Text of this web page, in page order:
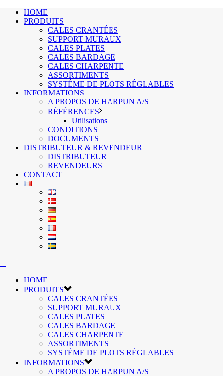
HOME
PRODUITS
CALES CRANTÉES
SUPPORT MURAUX
CALES PLATES
CALES BARDAGE
CALES CHARPENTE
ASSORTIMENTS
SYSTÉME DE PLOTS RÉGLABLES
INFORMATIONS
A PROPOS DE HARPUN A/S
RÉFÉRENCES
Utilisations
CONDITIONS
DOCUMENTS
DISTRIBUTEUR & REVENDEUR
DISTRIBUTEUR
REVENDEURS
CONTACT
HOME
PRODUITS
CALES CRANTÉES
SUPPORT MURAUX
CALES PLATES
CALES BARDAGE
CALES CHARPENTE
ASSORTIMENTS
SYSTÉME DE PLOTS RÉGLABLES
INFORMATIONS
A PROPOS DE HARPUN A/S